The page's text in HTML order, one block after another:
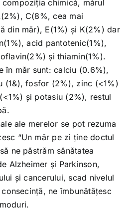
chimică, mărul
C(8%, cea mai
din măr), E(1%) şi K(2%) dar
acid pantotenic(1%),
şi thiamin(1%).
în măr sunt: calciu (0.6%),
(1&), fosfor (2%), zinc (<1%)
și potasiu (2%), restul
ale merelor se pot rezuma
“Un măr pe zi ţine doctul
ne păstrăm sănătatea
Alzheimer şi Parkinson,
şi cancerului, scad nivelul
ne îmbunătăţesc